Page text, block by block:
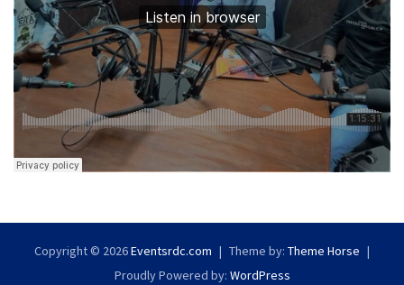
Copyright © 2026Eventsrdc.com Theme by: Theme Horse
Proudly Powered by: WordPress